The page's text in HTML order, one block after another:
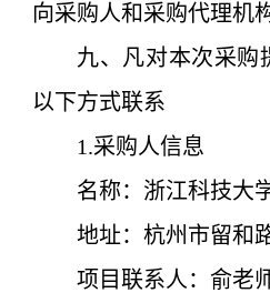
向采购人和采购代理机
九、凡对本次采购
以下方式联系
1.采购人信息
名称： 浙江科技大
地址：杭州市留和
项目联系人：俞老